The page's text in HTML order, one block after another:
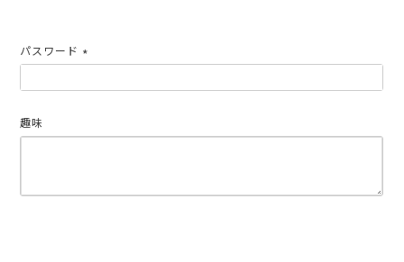
パスワード
須)
趣味